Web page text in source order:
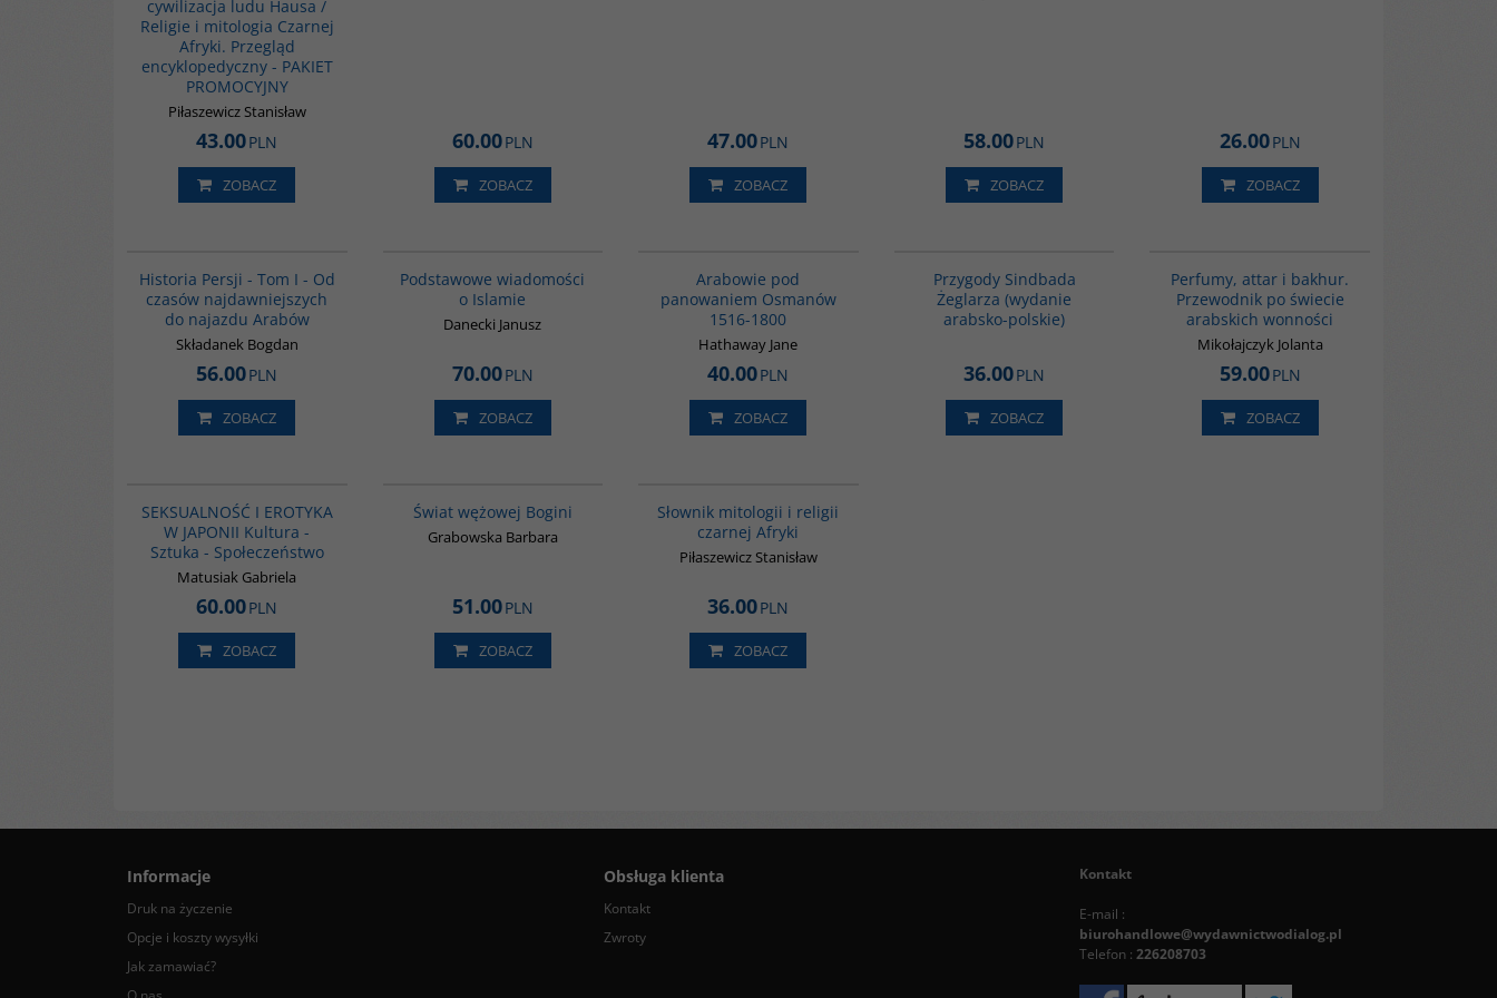
cywilizacja ludu Hausa /
Religie i mitologia Czarnej
Afryki. Przegląd
encyklopedyczny - PAKIET
PROMOCYJNY
Piłaszewicz Stanisław
43.00PLN
ZOBACZ
60.00PLN
ZOBACZ
47.00PLN
ZOBACZ
58.00PLN
ZOBACZ
26.00PLN
ZOBACZ
Historia Persji - Tom I - Od
czasów najdawniejszych
do najazdu Arabów
Składanek Bogdan
56.00PLN
ZOBACZ
Podstawowe wiadomości
o Islamie
Danecki Janusz
70.00PLN
ZOBACZ
Arabowie pod
panowaniem Osmanów
1516-1800
Hathaway Jane
40.00PLN
ZOBACZ
Przygody Sindbada
Żeglarza (wydanie
arabsko-polskie)
36.00PLN
ZOBACZ
Perfumy, attar i bakhur.
Przewodnik po świecie
arabskich wonności
Mikołajczyk Jolanta
59.00PLN
ZOBACZ
SEKSUALNOŚĆ I EROTYKA
W JAPONII Kultura -
Sztuka - Społeczeństwo
Matusiak Gabriela
60.00PLN
ZOBACZ
Świat wężowej Bogini
Grabowska Barbara
51.00PLN
ZOBACZ
Słownik mitologii i religii
czarnej Afryki
Piłaszewicz Stanisław
36.00PLN
ZOBACZ
Informacje
Druk na życzenie
Opcje i koszty wysyłki
Jak zamawiać?
Obsługa klienta
Kontakt
Zwroty
Kontakt
E-mail :
biurohandlowe@wydawnictwodialog.pl
Telefon : 226208703